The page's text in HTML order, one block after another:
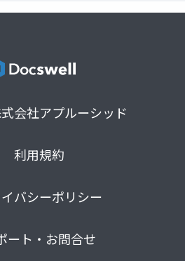
会社アプルーシッド
利用規約
バシーポリシー
ート・お問合せ